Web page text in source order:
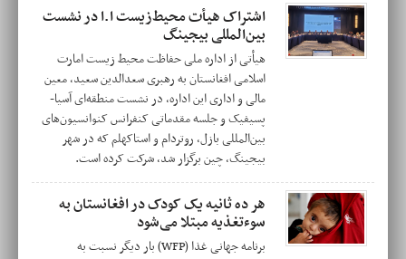
اشتراک هیأت محیط‌‌زیست ا.ا در نشست
بین‌المللی بیجینگ
هیأتی از اداره ملی حفاظت محیط زیست امارت
اسلامی افغانستان به رهبری سعدالدین سعید، معین
مالی و اداری این اداره، در نشست منطقه‌ای آسیا-
پسیفیک و جلسه مقدماتی کنفرانس کنوانسیون‌های
بین‌المللی بازل، روتردام و استاکهلم که در شهر
بیجینگ، چین برگزار شد، شرکت کرده است.
هر ده ثانیه یک کودک در افغانستان به
سوء‌تغذیه مبتلا می‌شود
برنامه جهانی غذا (WFP) بار دیگر نسبت به